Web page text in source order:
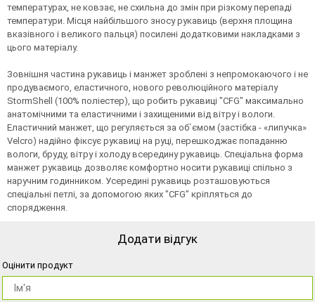
температурах, не ковзає, не схильна до змін при різкому перепаді
температури. Місця найбільшого зносу рукавиць (верхня площина
вказівного і великого пальця) посилені додатковими накладками з
цього матеріалу.
Зовнішня частина рукавиць і манжет зроблені з непромокаючого і не
продуваємого, еластичного, нового революційного матеріалу
StormShell (100% поліестер), що робить рукавиці "CFG" максимально
анатомічними та еластичними і захищеними від вітру і вологи.
Еластичний манжет, що регуляється за об`ємом (застібка - «липучка»
Velcro) надійно фіксує рукавиці на руці, перешкоджає попаданню
вологи, бруду, вітру і холоду всередину рукавиць. Спеціальна форма
манжет рукавиць дозволяє комфортно носити рукавиці спільно з
наручним годинником. Усередині рукавиць розташовуються
спеціальні петлі, за допомогою яких "CFG" кріпляться до
спорядження.
Додати відгук
Оцінити продукт